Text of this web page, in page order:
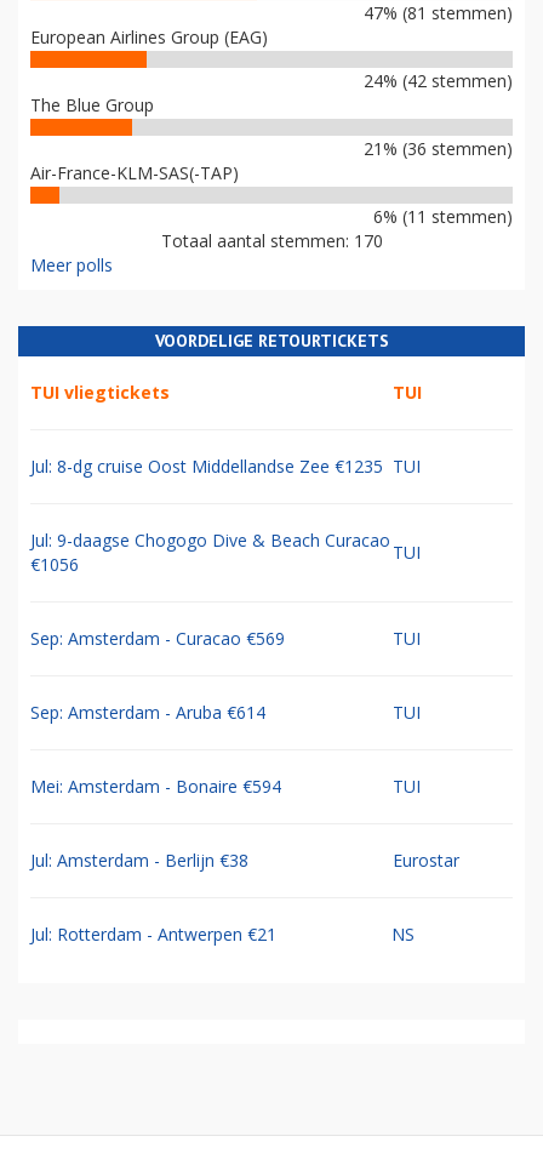
47% (81 stemmen)
European Airlines Group (EAG)
24% (42 stemmen)
The Blue Group
21% (36 stemmen)
Air-France-KLM-SAS(-TAP)
6% (11 stemmen)
Totaal aantal stemmen: 170
Meer polls
VOORDELIGE RETOURTICKETS
TUI vliegtickets TUI
Jul: 8-dg cruise Oost Middellandse Zee €1235 TUI
Jul: 9-daagse Chogogo Dive & Beach Curacao
€1056
TUI
Sep: Amsterdam - Curacao €569 TUI
Sep: Amsterdam - Aruba €614 TUI
Mei: Amsterdam - Bonaire €594 TUI
Jul: Amsterdam - Berlijn €38 Eurostar
Jul: Rotterdam - Antwerpen €21 NS